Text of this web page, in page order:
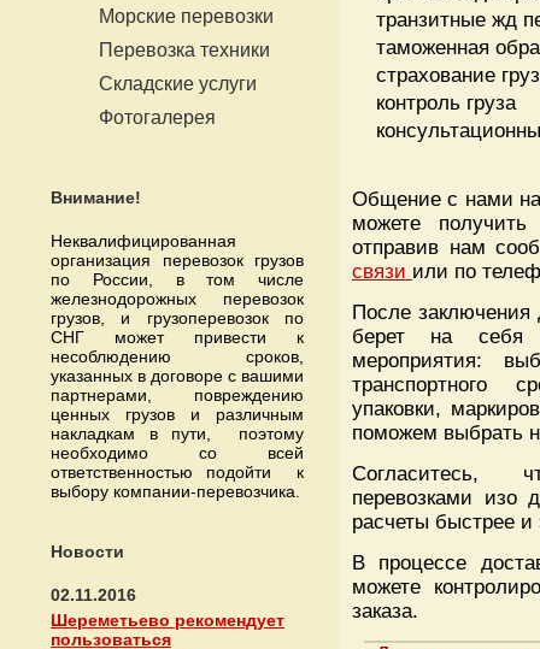
Морские перевозки
Перевозка техники
Складские услуги
Фотогалерея
Внимание!
Неквалифицированная
организация перевозок грузов
по России, в том числе
железнодорожных перевозок
грузов, и грузоперевозок по
СНГ может привести к
несоблюдению сроков,
указанных в договоре с вашими
партнерами, повреждению
ценных грузов и различным
накладкам в пути, поэтому
необходимо со всей
ответственностью подойти к
выбору компании-перевозчика.
Новости
02.11.2016
Шереметьево рекомендует
пользоваться
транзитные жд
таможенная
страхование
контроль груза
Общение с нами
можете
отправив нам
связи или по
После заключения
берет на себя
мероприятия:
транспортного
упаковки,
поможем выбрать
Согласитесь,
перевозками изо
расчеты быстрее
В процессе
можете
заказа.